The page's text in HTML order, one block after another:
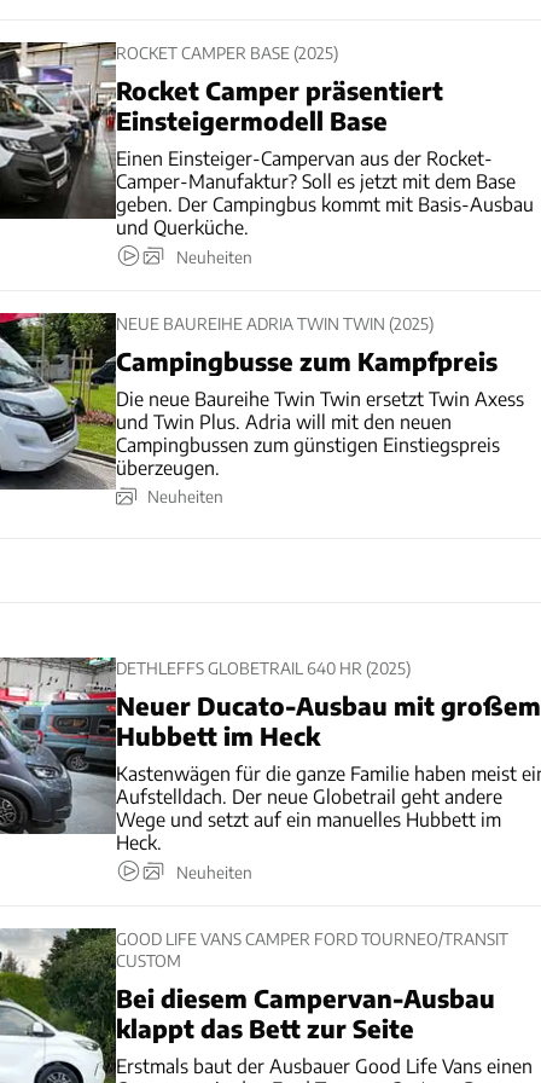
ROCKET CAMPER BASE (2025)
Rocket Camper präsentiert
Einsteigermodell Base
Einen Einsteiger-Campervan aus der Rocket-
Camper-Manufaktur? Soll es jetzt mit dem Base
geben. Der Campingbus kommt mit Basis-Ausbau
und Querküche.
Neuheiten
NEUE BAUREIHE ADRIA TWIN TWIN (2025)
Campingbusse zum Kampfpreis
Die neue Baureihe Twin Twin ersetzt Twin Axess
und Twin Plus. Adria will mit den neuen
Campingbussen zum günstigen Einstiegspreis
überzeugen.
Neuheiten
DETHLEFFS GLOBETRAIL 640 HR (2025)
Neuer Ducato-Ausbau mit großem
Hubbett im Heck
Kastenwägen für die ganze Familie haben meist
Aufstelldach. Der neue Globetrail geht andere
Wege und setzt auf ein manuelles Hubbett im
Heck.
Neuheiten
GOOD LIFE VANS CAMPER FORD TOURNEO/TRANSIT
CUSTOM
Bei diesem Campervan-Ausbau
klappt das Bett zur Seite
Erstmals baut der Ausbauer Good Life Vans einen